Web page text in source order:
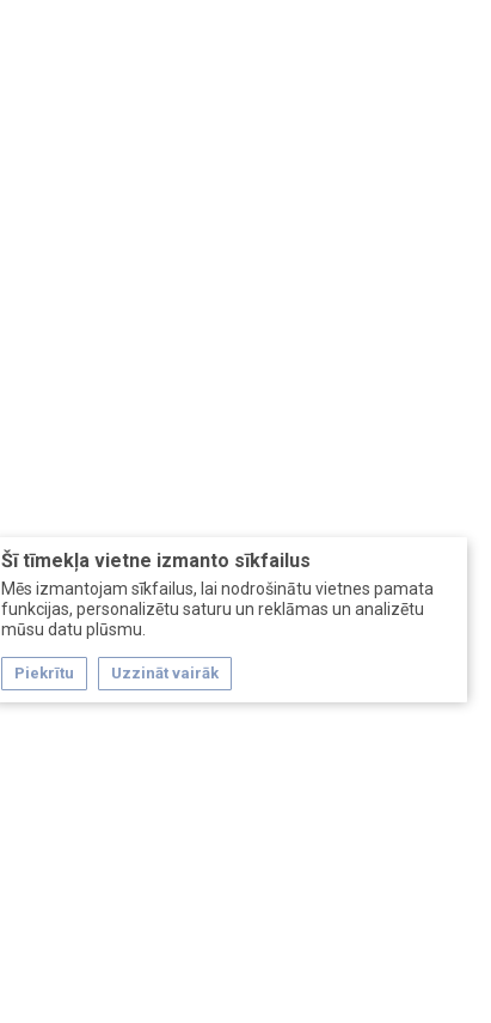
Šī tīmekļa vietne izmanto sīkfailus
Mēs izmantojam sīkfailus, lai nodrošinātu vietnes pamata
funkcijas, personalizētu saturu un reklāmas un analizētu
mūsu datu plūsmu.
Piekrītu Uzzināt vairāk